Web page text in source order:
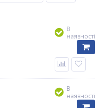
В
наявності
В
наявності